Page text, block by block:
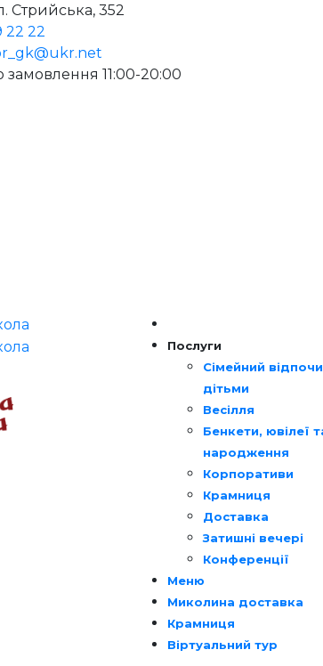
Стрийська, 352
22 22
11:00-20:00
Послуги
Сімейний
дітьми
Весілля
Бенкети, ювілеї
народження
Корпоративи
Крамниця
Доставка
Затишні вечері
Конференції
Меню
Миколина доставка
Крамниця
Віртуальний тур